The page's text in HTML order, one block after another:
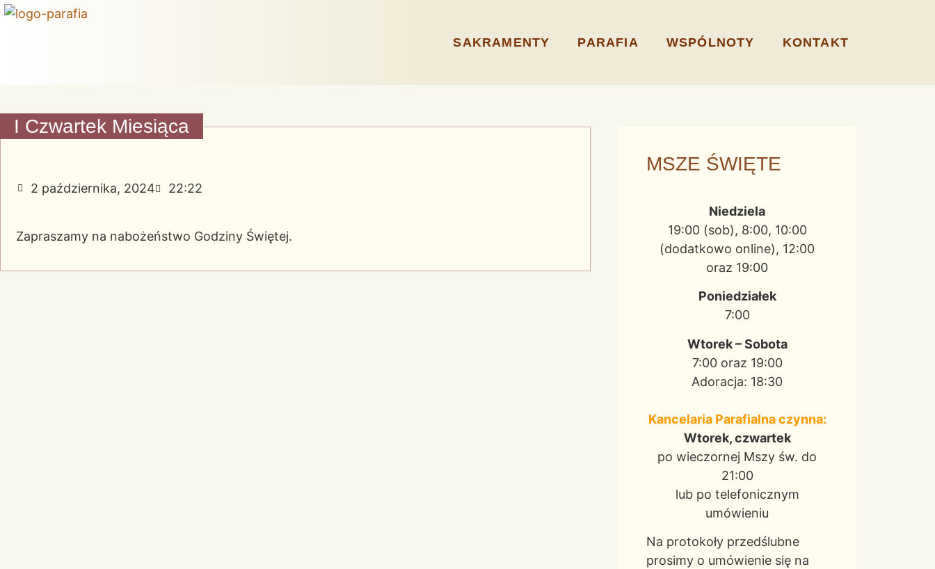
SAKRAMENTY PARAFIA WSPÓLNOTY KONTAKT
I Czwartek Miesiąca
2 października, 2024 22:22
Zapraszamy na nabożeństwo Godziny Świętej.
MSZE ŚWIĘTE
Niedziela
19:00 (sob), 8:00, 10:00
(dodatkowo online), 12:00
oraz 19:00
Poniedziałek
7:00
Wtorek – Sobota
7:00 oraz 19:00
Adoracja: 18:30
Kancelaria Parafialna czynna:
Wtorek, czwartek
po wieczornej Mszy św. do
21:00
lub po telefonicznym
umówieniu
Na protokoły przedślubne
prosimy o umówienie się na